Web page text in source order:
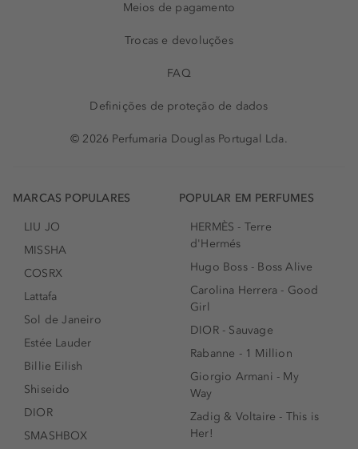
Meios de pagamento
Trocas e devoluções
FAQ
Definições de proteção de dados
© 2026 Perfumaria Douglas Portugal Lda.
MARCAS POPULARES
LIU JO
MISSHA
COSRX
Lattafa
Sol de Janeiro
Estée Lauder
Billie Eilish
Shiseido
DIOR
SMASHBOX
POPULAR EM PERFUMES
HERMÈS - Terre
d'Hermés
Hugo Boss - Boss Alive
Carolina Herrera - Good
Girl
DIOR - Sauvage
Rabanne - 1 Million
Giorgio Armani - My
Way
Zadig & Voltaire - This is
Her!